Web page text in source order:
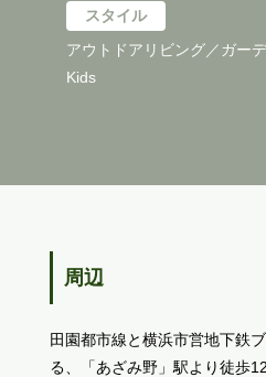
スタイル
アウトドアリビング／ガー
Kids
周辺
田園都市線と横浜市営地下鉄
る、「あざみ野」駅より徒歩12